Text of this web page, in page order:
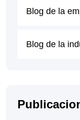
Blog de la
Blog de la